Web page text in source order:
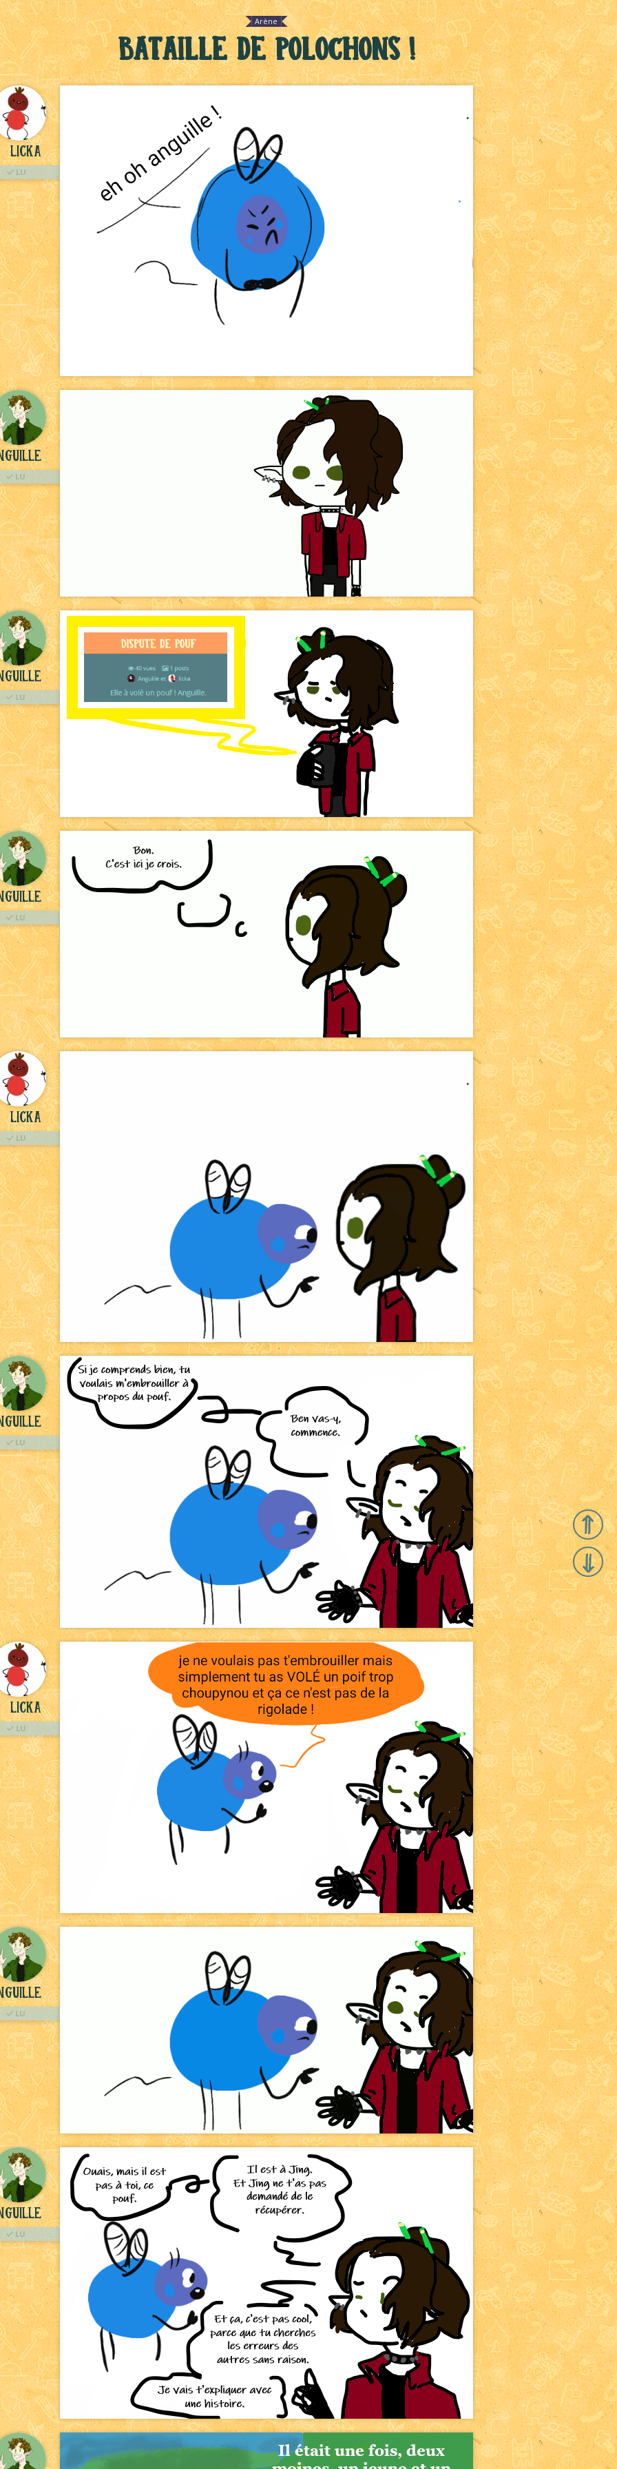
Arène
Bataille de polochons !
licka
LU
LU
LU
LU
licka
LU
LU
licka
LU
LU
LU